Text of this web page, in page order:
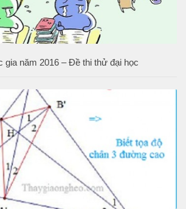
gia năm 2016 – Đề thi thử đại học